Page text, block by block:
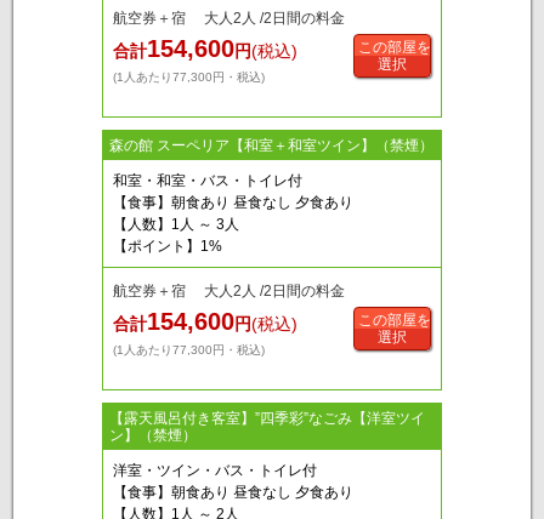
航空券＋宿 大人2人 /2日間の料金
合計154,600円(税込)
(1人あたり77,300円・税込)
この部屋を
選択
森の館 スーペリア【和室＋和室ツイン】（禁煙）
和室・和室・バス・トイレ付
【食事】朝食あり 昼食なし 夕食あり
【人数】1人 ～ 3人
【ポイント】1%
航空券＋宿 大人2人 /2日間の料金
合計154,600円(税込)
(1人あたり77,300円・税込)
この部屋を
選択
【露天風呂付き客室】”四季彩”なごみ【洋室ツイ
ン】（禁煙）
洋室・ツイン・バス・トイレ付
【食事】朝食あり 昼食なし 夕食あり
【人数】1人 ～ 2人